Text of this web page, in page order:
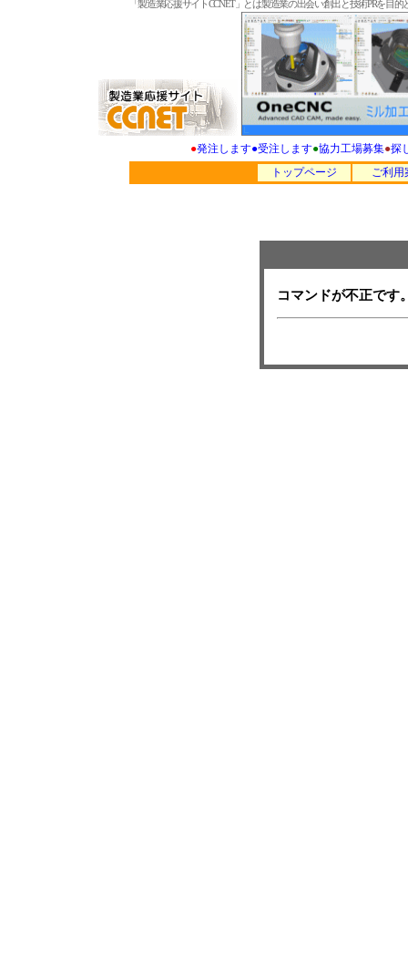
「製造業応援サイトCCNET」とは製造業の出会い創出と技術PRを
●発注します●受注します●協力工場募集●探
トップページ
ご利用
コマンドが不正です